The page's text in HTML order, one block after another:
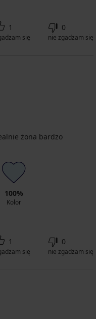
1
się
0
nie zgadzam się
żona bardzo
100%
Kolor
1
się
0
nie zgadzam się